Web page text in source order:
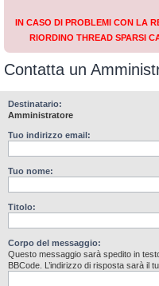
IN CASO DI PROBLEMI CON LA
RIORDINO THREAD SPARSI
Contatta un
Destinatario:
Amministratore
Tuo indirizzo email:
Tuo nome:
Titolo:
Corpo del messaggio:
Questo messaggio sarà spedito in
BBCode. L’indirizzo di risposta sarà il